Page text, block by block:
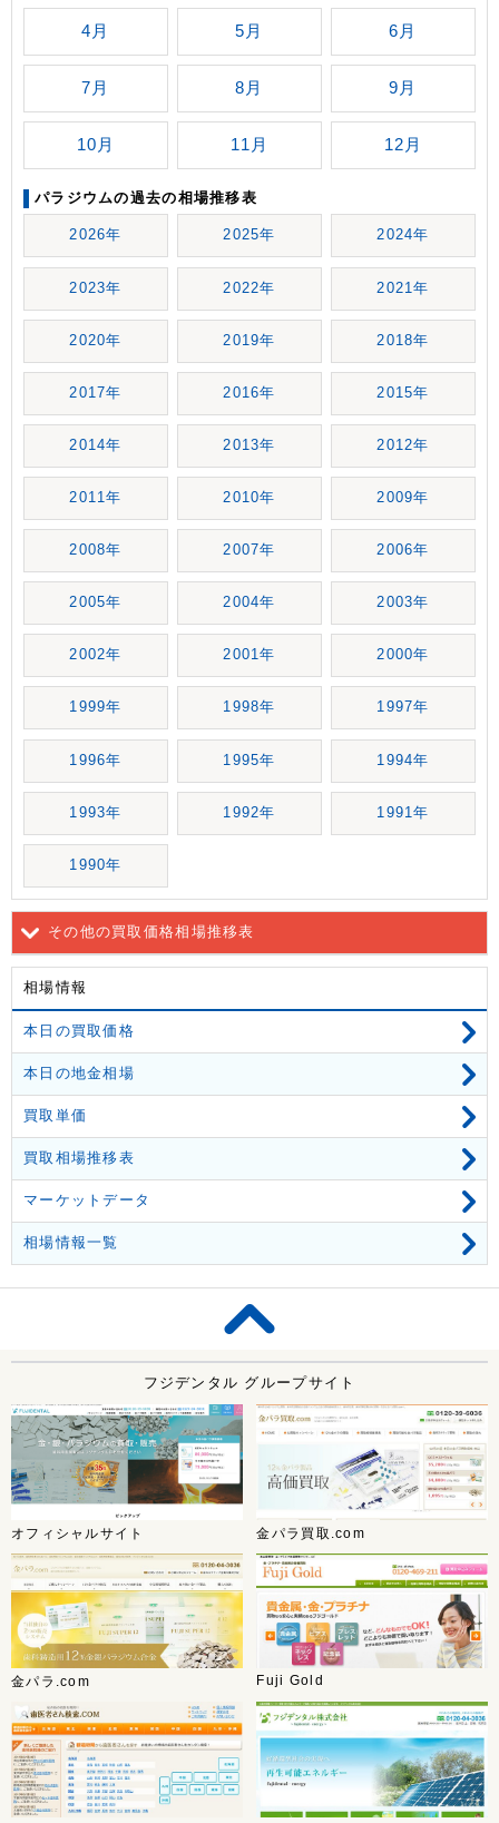
4月 5月 6月
7月 8月 9月
10月 11月 12月
パラジウムの過去の相場推移表
2026年 2025年 2024年
2023年 2022年 2021年
2020年 2019年 2018年
2017年 2016年 2015年
2014年 2013年 2012年
2011年 2010年 2009年
2008年 2007年 2006年
2005年 2004年 2003年
2002年 2001年 2000年
1999年 1998年 1997年
1996年 1995年 1994年
1993年 1992年 1991年
1990年
その他の買取価格相場推移表
相場情報
本日の買取価格
本日の地金相場
買取単価
買取相場推移表
マーケットデータ
相場情報一覧
フジデンタル グループサイト
オフィシャルサイト 金パラ買取.com
金パラ.com Fuji Gold